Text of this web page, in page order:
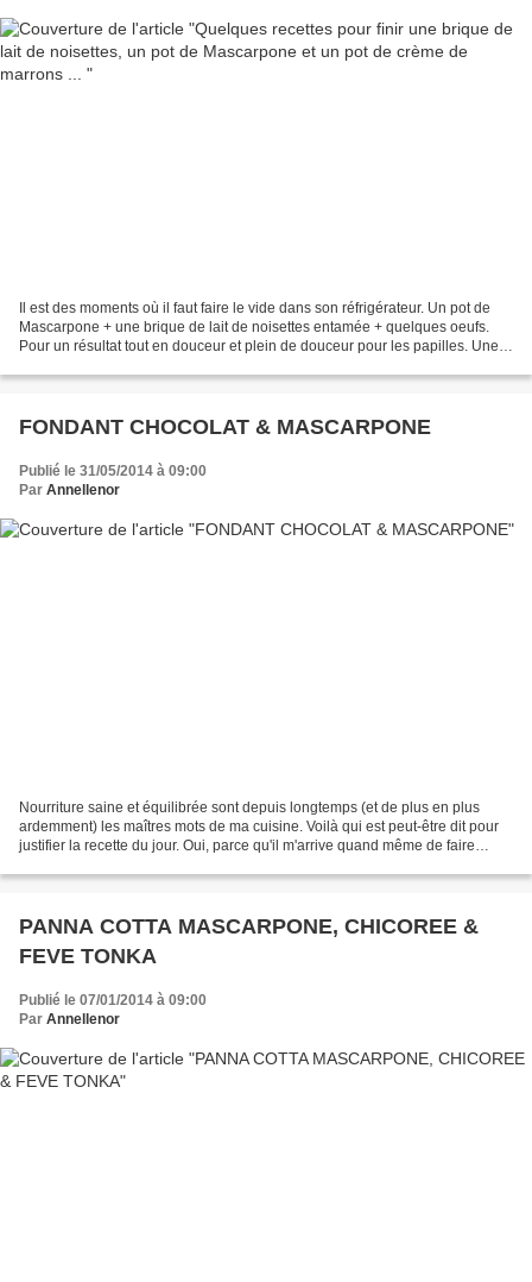
Il est des moments où il faut faire le vide dans son réfrigérateur. Un pot de
Mascarpone + une brique de lait de noisettes entamée + quelques oeufs.
Pour un résultat tout en douceur et plein de douceur pour les papilles. Une
FONDANT CHOCOLAT & MASCARPONE
Publié le 31/05/2014 à 09:00
Par Annellenor
Nourriture saine et équilibrée sont depuis longtemps (et de plus en plus
ardemment) les maîtres mots de ma cuisine. Voilà qui est peut-être dit pour
justifier la recette du jour. Oui, parce qu'il m'arrive quand même de faire
PANNA COTTA MASCARPONE, CHICOREE &
FEVE TONKA
Publié le 07/01/2014 à 09:00
Par Annellenor